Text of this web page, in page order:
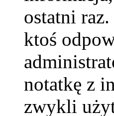
ostatni
ktoś
notatkę z
zwykli